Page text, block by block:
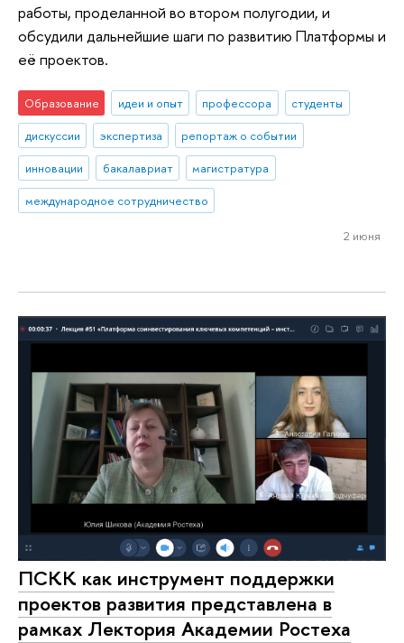
работы, проделанной во втором полугодии, и
обсудили дальнейшие шаги по развитию Платформы и
её проектов.
Образование идеи и опыт профессора
студенты
дискуссии
экспертиза
репортаж о событии
инновации
бакалавриат
магистратура
международное сотрудничество
2 июня
ПСКК как инструмент поддержки
проектов развития представлена в
рамках Лектория Академии Ростеха